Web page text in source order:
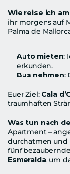
Wie reise ich
ihr morgens auf
Palma de
Auto mieten:
erkunden.
Bus nehmen:
Euer Ziel: Cala
traumhaften
Was tun nach
Apartment –
durchatmen und
fünf
Esmeralda, um